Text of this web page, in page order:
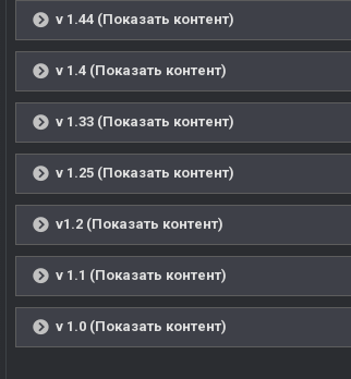
v 1.44 (Показать контент)
v 1.4 (Показать контент)
v 1.33 (Показать контент)
v 1.25 (Показать контент)
v1.2 (Показать контент)
v 1.1 (Показать контент)
v 1.0 (Показать контент)